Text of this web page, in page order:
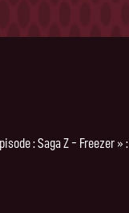
: Saga Z - Freezer » :